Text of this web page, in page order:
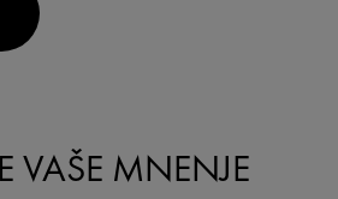
VAŠE MNENJE